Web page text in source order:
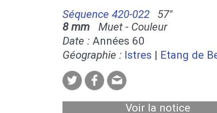
Séquence 420-022
57''
8 mm Muet - Couleur
Date : Années 60
Géographie : Istres | Etang de
Voir la notice